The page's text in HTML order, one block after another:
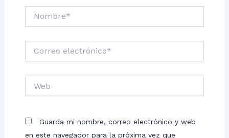
electrónico*
Guarda mi nombre, correo electrónico y web
en este navegador para la próxima vez que